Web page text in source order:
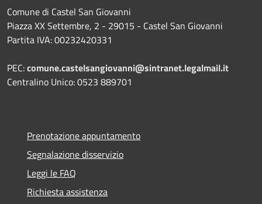
Comune di Castel San Giovanni
Piazza XX Settembre, 2 - 29015 - Castel San Giovanni
Partita IVA: 00232420331
PEC:comune.castelsangiovanni@sintranet.legalmail.it
Centralino Unico: 0523 889701
Prenotazione appuntamento
Segnalazione disservizio
Leggi le FAQ
Richiesta assistenza